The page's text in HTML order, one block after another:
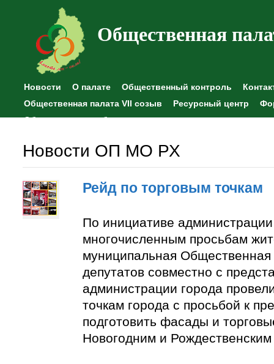
Общественная
Новости О палате Общественный контроль
Общественная палата VII созыв
Ресурсный центр
Общественные наблюдения
Новости ОП МО РХ
Рейд по торговым точкам
По инициативе
многочисленным просьбам
муниципальная Общественная
депутатов совместно с
администрации города
точкам города с просьбой к
подготовить фасады и
Новогодним и